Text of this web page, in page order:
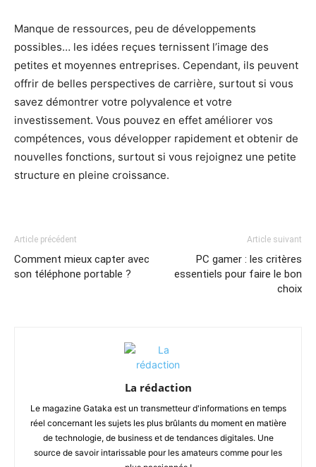
Manque de ressources, peu de développements
possibles… les idées reçues ternissent l’image des
petites et moyennes entreprises. Cependant, ils peuvent
offrir de belles perspectives de carrière, surtout si vous
savez démontrer votre polyvalence et votre
investissement. Vous pouvez en effet améliorer vos
compétences, vous développer rapidement et obtenir de
nouvelles fonctions, surtout si vous rejoignez une petite
structure en pleine croissance.
Article précédent
Comment mieux capter avec
son téléphone portable ?
Article suivant
PC gamer : les critères
essentiels pour faire le bon
choix
La rédaction
Le magazine Gataka est un transmetteur d'informations en temps
réel concernant les sujets les plus brûlants du moment en matière
de technologie, de business et de tendances digitales. Une
source de savoir intarissable pour les amateurs comme pour les